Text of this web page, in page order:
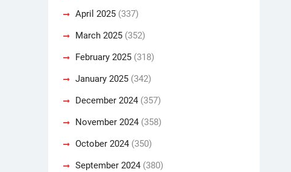
April 2025 (337)
March 2025 (352)
February 2025 (318)
January 2025 (342)
December 2024 (357)
November 2024 (358)
October 2024 (350)
September 2024 (380)